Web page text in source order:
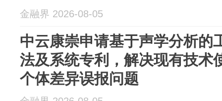
金融界 2026-08-05
中云康崇申请基于声学分析的
法及系统专利，解决现有技术
个体差异误报问题